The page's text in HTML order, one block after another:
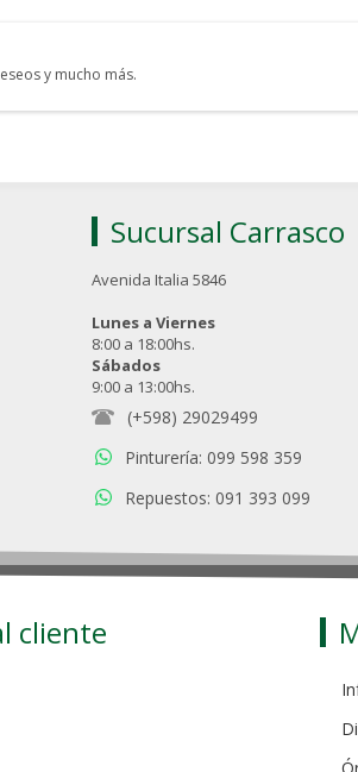
y mucho más.
Sucursal Carrasco
Avenida Italia 5846
Lunes a Viernes
8:00 a 18:00hs.
Sábados
9:00 a 13:00hs.
(+598) 29029499
Pinturería: 099 598 359
Repuestos: 091 393 099
cliente